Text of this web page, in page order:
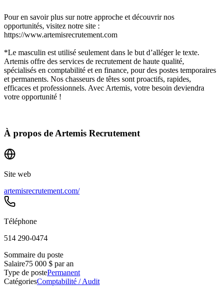
Pour en savoir plus sur notre approche et découvrir nos
opportunités, visitez notre site :
https://www.artemisrecrutement.com
*Le masculin est utilisé seulement dans le but d’alléger le texte.
Artemis offre des services de recrutement de haute qualité,
spécialisés en comptabilité et en finance, pour des postes temporaires
et permanents. Nos chasseurs de têtes sont proactifs, rapides,
efficaces et professionnels. Avec Artemis, votre besoin deviendra
votre opportunité !
À propos deArtemis Recrutement
Site web
artemisrecrutement.com/
Téléphone
514 290-0474
Sommaire du poste
Salaire75 000 $ par an
Type de postePermanent
CatégoriesComptabilité / Audit